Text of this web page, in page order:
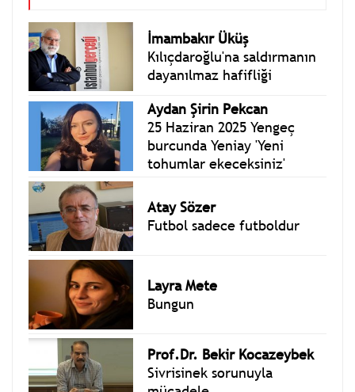
İmambakır Üküş
Kılıçdaroğlu'na saldırmanın
dayanılmaz hafifliği
Aydan Şirin Pekcan
25 Haziran 2025 Yengeç
burcunda Yeniay 'Yeni
tohumlar ekeceksiniz'
Atay Sözer
Futbol sadece futboldur
Layra Mete
Bungun
Prof.Dr. Bekir Kocazeybek
Sivrisinek sorunuyla